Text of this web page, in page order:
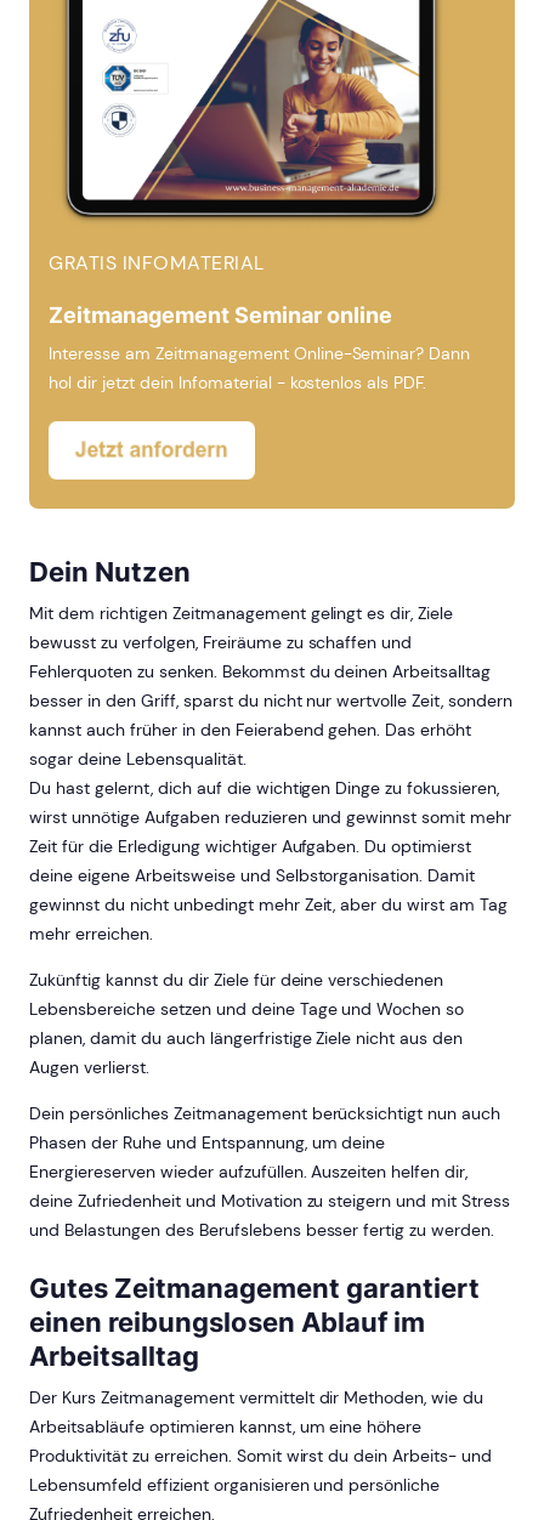
GRATIS INFOMATERIAL
Zeitmanagement Seminar online
Interesse am Zeitmanagement Online-Seminar? Dann
hol dir jetzt dein Infomaterial - kostenlos als PDF.
Dein Nutzen
Mit dem richtigen Zeitmanagement gelingt es dir, Ziele
bewusst zu verfolgen, Freiräume zu schaffen und
Fehlerquoten zu senken. Bekommst du deinen Arbeitsalltag
besser in den Griff, sparst du nicht nur wertvolle Zeit, sondern
kannst auch früher in den Feierabend gehen. Das erhöht
sogar deine Lebensqualität.
Du hast gelernt, dich auf die wichtigen Dinge zu fokussieren,
wirst unnötige Aufgaben reduzieren und gewinnst somit mehr
Zeit für die Erledigung wichtiger Aufgaben. Du optimierst
deine eigene Arbeitsweise und Selbstorganisation. Damit
gewinnst du nicht unbedingt mehr Zeit, aber du wirst am Tag
mehr erreichen.
Zukünftig kannst du dir Ziele für deine verschiedenen
Lebensbereiche setzen und deine Tage und Wochen so
planen, damit du auch längerfristige Ziele nicht aus den
Augen verlierst.
Dein persönliches Zeitmanagement berücksichtigt nun auch
Phasen der Ruhe und Entspannung, um deine
Energiereserven wieder aufzufüllen. Auszeiten helfen dir,
deine Zufriedenheit und Motivation zu steigern und mit Stress
und Belastungen des Berufslebens besser fertig zu werden.
Gutes Zeitmanagement garantiert
einen reibungslosen Ablauf im
Arbeitsalltag
Der Kurs Zeitmanagement vermittelt dir Methoden, wie du
Arbeitsabläufe optimieren kannst, um eine höhere
Produktivität zu erreichen. Somit wirst du dein Arbeits- und
Lebensumfeld effizient organisieren und persönliche
Zufriedenheit erreichen.